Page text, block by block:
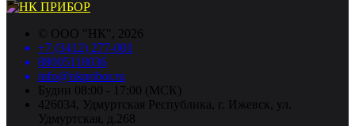
© ООО "НК", 2026
+7 (3412) 277-001
88005118036
info@nkpribor.ru
Будни 08:00 - 17:00 (МСК)
426034, Удмуртская Республика, г. Ижевск, ул.
Удмуртская, д.268